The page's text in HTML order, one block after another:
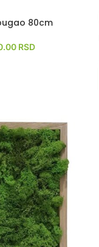
80cm
RSD